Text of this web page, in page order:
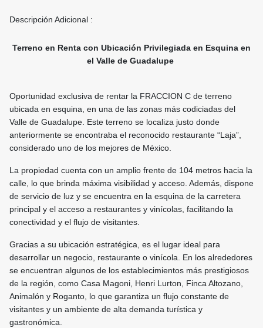
Descripción Adicional :
Terreno en Renta con Ubicación Privilegiada en Esquina en
el Valle de Guadalupe
Oportunidad exclusiva de rentar la FRACCION C de terreno
ubicada en esquina, en una de las zonas más codiciadas del
Valle de Guadalupe. Este terreno se localiza justo donde
anteriormente se encontraba el reconocido restaurante “Laja”,
considerado uno de los mejores de México.
La propiedad cuenta con un amplio frente de 104 metros hacia la
calle, lo que brinda máxima visibilidad y acceso. Además, dispone
de servicio de luz y se encuentra en la esquina de la carretera
principal y el acceso a restaurantes y vinícolas, facilitando la
conectividad y el flujo de visitantes.
Gracias a su ubicación estratégica, es el lugar ideal para
desarrollar un negocio, restaurante o vinícola. En los alrededores
se encuentran algunos de los establecimientos más prestigiosos
de la región, como Casa Magoni, Henri Lurton, Finca Altozano,
Animalón y Roganto, lo que garantiza un flujo constante de
visitantes y un ambiente de alta demanda turística y
gastronómica.